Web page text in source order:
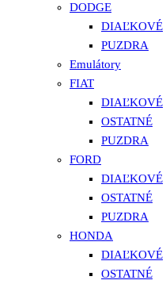
DODGE
DIAĽKOVÉ
PUZDRA
Emulátory
FIAT
DIAĽKOVÉ
OSTATNÉ
PUZDRA
FORD
DIAĽKOVÉ
OSTATNÉ
PUZDRA
HONDA
DIAĽKOVÉ
OSTATNÉ